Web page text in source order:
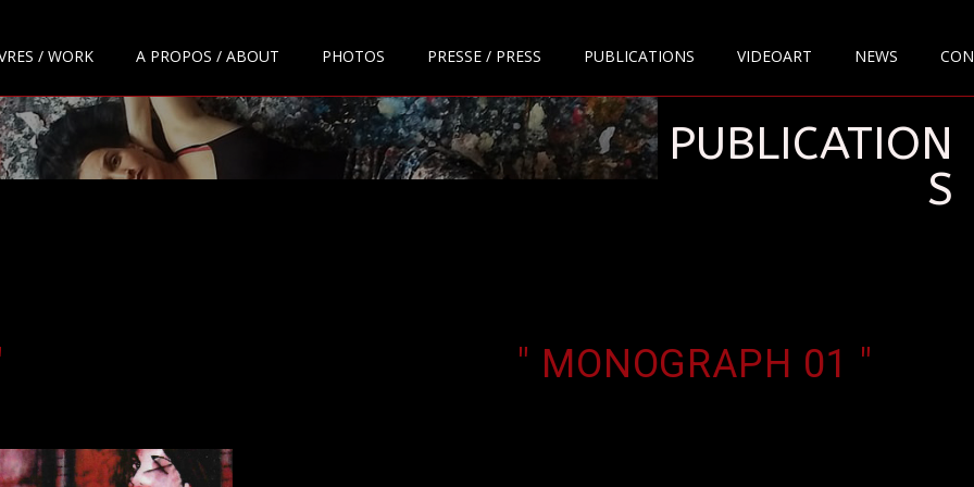
/ WORK A PROPOS / ABOUT PHOTOS PRESSE / PRESS PUBLICATIONS VIDEOART NEWS
PUBLICATION
S
" MONOGRAPH 01 "